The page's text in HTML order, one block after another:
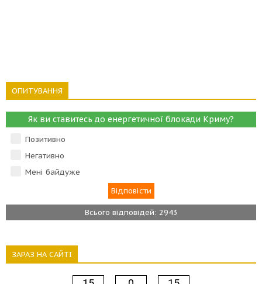
ОПИТУВАННЯ
Як ви ставитесь до енергетичної блокади Криму?
Позитивно
Негативно
Мені байдуже
Всього відповідей: 2943
ЗАРАЗ НА САЙТІ